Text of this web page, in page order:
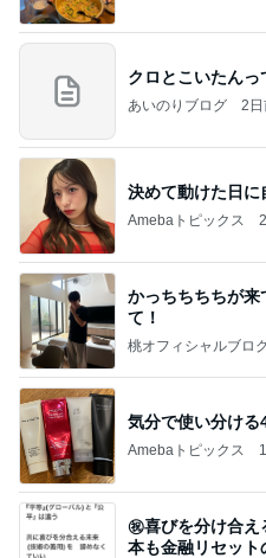
クロとこいたんっ
あいのりブログ 2日
決めて動けた日に
Amebaトピックス
かっちちちちが来
て！
桃オフィシャルブロ
気分で使い分ける
Amebaトピックス
㊗️喜びを分け合え
本も⾦融リセット